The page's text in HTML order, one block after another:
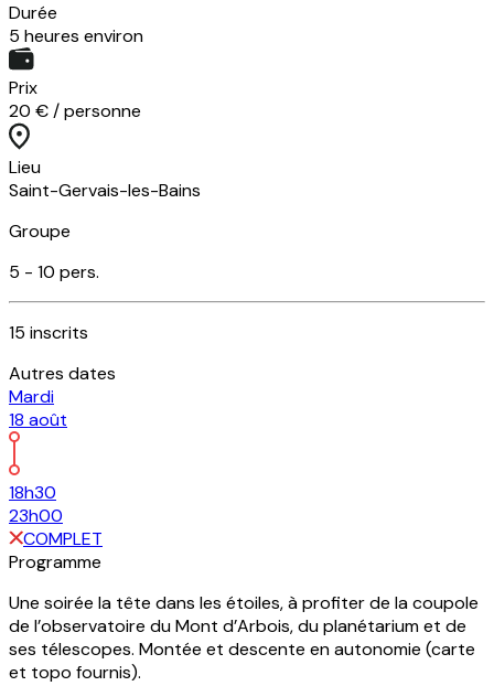
Durée
5 heures environ
Prix
20 € / personne
Lieu
Saint-Gervais-les-Bains
Groupe
5 - 10 pers.
15 inscrits
Autres dates
Mardi
18 août
18h30
23h00
COMPLET
Programme
Une soirée la tête dans les étoiles, à profiter de la coupole
de l’observatoire du Mont d’Arbois, du planétarium et de
ses télescopes. Montée et descente en autonomie (carte
et topo fournis).